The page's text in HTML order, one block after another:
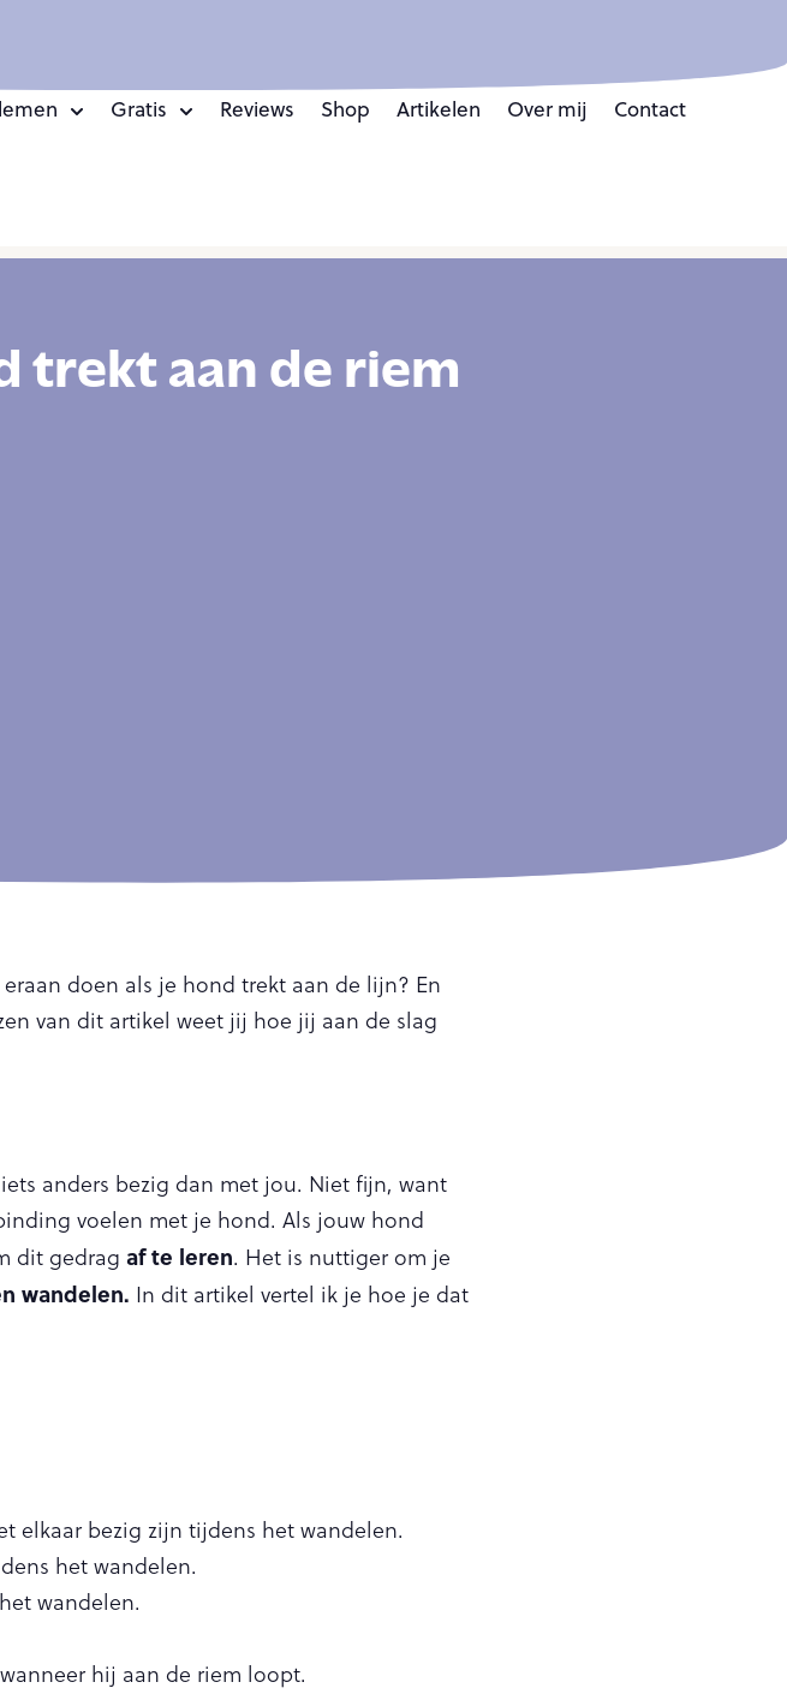
Gratis Reviews Shop Artikelen Over mij Contact
trekt aan de riem
doen als je hond trekt aan de lijn? En
van dit artikel weet jij hoe jij aan de slag
anders bezig dan met jou. Niet fijn, want
voelen met je hond. Als jouw hond
dit gedrag af te leren. Het is nuttiger om je
wandelen. In dit artikel vertel ik je hoe je dat
elkaar bezig zijn tijdens het wandelen.
het wandelen.
wandelen.
hij aan de riem loopt.